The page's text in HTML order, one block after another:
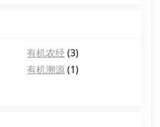
有机农经(3)
有机溯源(1)